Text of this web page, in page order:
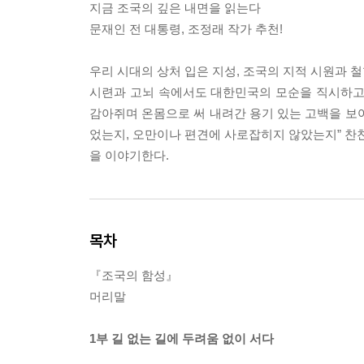
지금 조국의 깊은 내면을 읽는다
문재인 전 대통령, 조정래 작가 추천!
우리 시대의 상처 입은 지성, 조국의 지적 시원과
시련과 고뇌 속에서도 대한민국의 모순을 직시하
감아쥐며 온몸으로 써 내려간 용기 있는 고백을
었는지, 오만이나 편견에 사로잡히지 않았는지”
을 이야기한다.
목차
『조국의 함성』
머리말
1부 길 없는 길에 두려움 없이 서다